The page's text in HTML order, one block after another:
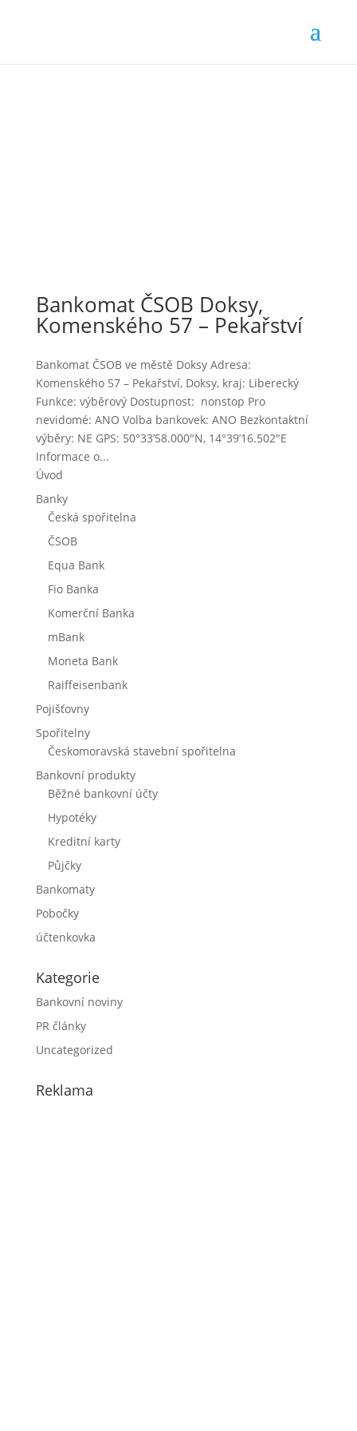
Bankomat ČSOB Doksy,
Komenského 57 – Pekařství
Bankomat ČSOB ve městě Doksy Adresa:
Komenského 57 – Pekařství, Doksy, kraj: Liberecký
Funkce: výběrový Dostupnost: nonstop Pro
nevidomé: ANO Volba bankovek: ANO Bezkontaktní
výběry: NE GPS: 50°33’58.000″N, 14°39’16.502″E
Informace o...
Úvod
Banky
Česká spořitelna
ČSOB
Equa Bank
Fio Banka
Komerční Banka
mBank
Moneta Bank
Raiffeisenbank
Pojišťovny
Spořitelny
Českomoravská stavební spořitelna
Bankovní produkty
Běžné bankovní účty
Hypotéky
Kreditní karty
Půjčky
Bankomaty
Pobočky
účtenkovka
Kategorie
Bankovní noviny
PR články
Uncategorized
Reklama